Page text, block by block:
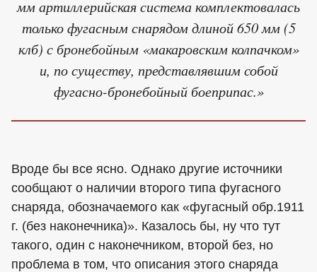
мм артиллерийская система комплектовалась
только фугасным снарядом длиной 650 мм (5
клб) с бронебойным «макаровским колпачком»
и, по существу, представлявшим собой
фугасно-бронебойный боеприпас.»
Вроде бы все ясно. Однако другие источники
сообщают о наличии второго типа фугасного
снаряда, обозначаемого как «фугасный обр.1911
г. (без наконечника)». Казалось бы, ну что тут
такого, один с наконечником, второй без, но
проблема в том, что описания этого снаряда